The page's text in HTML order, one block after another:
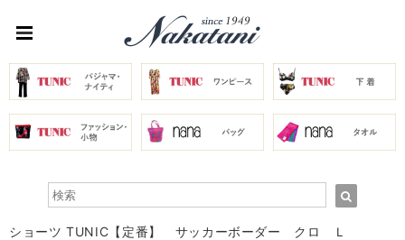
ショーツ TUNIC【定番】 サッカーボーダー クロ Ｌ